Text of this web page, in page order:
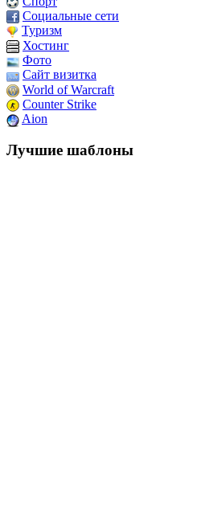
Социальные сети
Туризм
Хостинг
Фото
Сайт визитка
World of Warcraft
Counter Strike
Aion
Лучшие шаблоны